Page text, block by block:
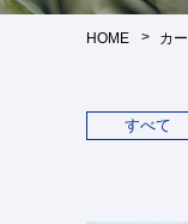
HOME カ
すべて